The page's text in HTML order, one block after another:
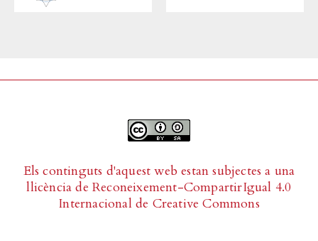
Els continguts d'aquest web estan subjectes a una
llicència deReconeixement-CompartirIgual 4.0
Internacional de Creative Commons